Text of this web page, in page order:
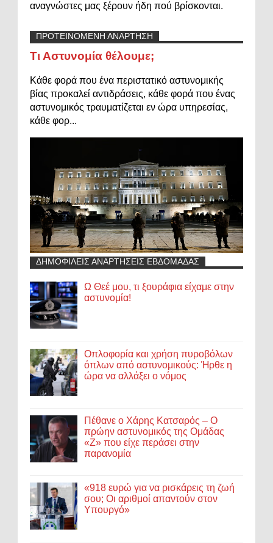
αναγνώστες μας ξέρουν ήδη πού βρίσκονται.
ΠΡΟΤΕΙΝΟΜΕΝΗ ΑΝΑΡΤΗΣΗ
Τι Αστυνομία θέλουμε;
Κάθε φορά που ένα περιστατικό αστυνομικής
βίας προκαλεί αντιδράσεις, κάθε φορά που ένας
αστυνομικός τραυματίζεται εν ώρα υπηρεσίας,
κάθε φορ...
ΔΗΜΟΦΙΛΕΙΣ ΑΝΑΡΤΗΣΕΙΣ ΕΒΔΟΜΑΔΑΣ
Ω Θεέ μου, τι ξουράφια είχαμε στην
αστυνομία!
Οπλοφορία και χρήση πυροβόλων
όπλων από αστυνομικούς: Ήρθε η
ώρα να αλλάξει ο νόμος
Πέθανε ο Χάρης Κατσαρός – Ο
πρώην αστυνομικός της Ομάδας
«Ζ» που είχε περάσει στην
παρανομία
«918 ευρώ για να ρισκάρεις τη ζωή
σου; Οι αριθμοί απαντούν στον
Υπουργό»